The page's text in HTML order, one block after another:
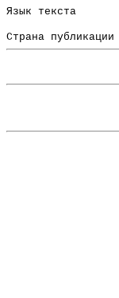
Язык текста
Страна публикации